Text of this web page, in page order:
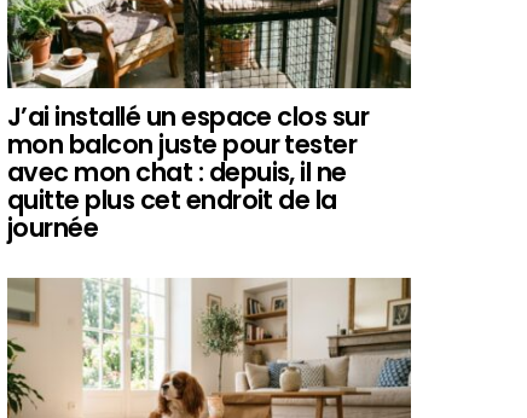
J’ai installé un espace clos sur
mon balcon juste pour tester
avec mon chat : depuis, il ne
quitte plus cet endroit de la
journée